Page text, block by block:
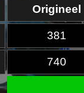
Origineel
381
740